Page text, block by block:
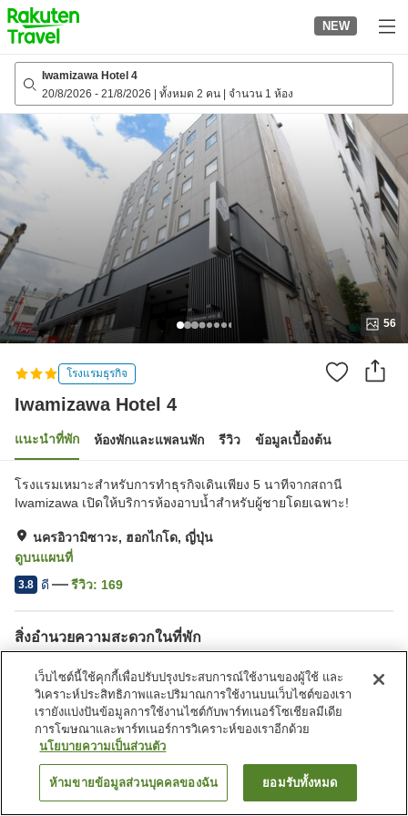
to
top
page
NEW
Iwamizawa Hotel 4
20/8/2026 - 21/8/2026 ทั้งหมด 2 คน จำนวน 1 ห้อง
56
โรงแรมธุรกิจ
Iwamizawa Hotel 4
แนะนำที่พัก ห้องพักและแพลนพัก รีวิว ข้อมูลเบื้องต้น
โรงแรมเหมาะสำหรับการทำธุรกิจเดินเพียง 5 นาทีจากสถานี
Iwamizawa เปิดให้บริการห้องอาบน้ำสำหรับผู้ชายโดยเฉพาะ!
นครอิวามิซาวะ, ฮอกไกโด, ญี่ปุ่น
ดูบนแผนที่
3.8 ดี รีวิว: 169
สิ่งอำนวยความสะดวกในที่พัก
ตู้จำหน่ายอัตโนมัติ
ห้องอาบน้ำใหญ่
หน้าแรก ญี่ปุ่น ฮอกไกโด นครอิวามิซาวะ Iwamizawa Hotel 4
ค้นหาห้องพัก
เว็บไซต์นี้ใช้คุกกี้เพื่อปรับปรุงประสบการณ์ใช้งานของผู้ใช้ และ
วิเคราะห์ประสิทธิภาพและปริมาณการใช้งานบนเว็บไซต์ของเรา
เรายังแบ่งปันข้อมูลการใช้งานไซต์กับพาร์ทเนอร์โซเชียลมีเดีย
การโฆษณาและพาร์ทเนอร์การวิเคราะห์ของเราอีกด้วย
นโยบายความเป็นส่วนตัว
ห้ามขายข้อมูลส่วนบุคคลของฉัน ยอมรับทั้งหมด